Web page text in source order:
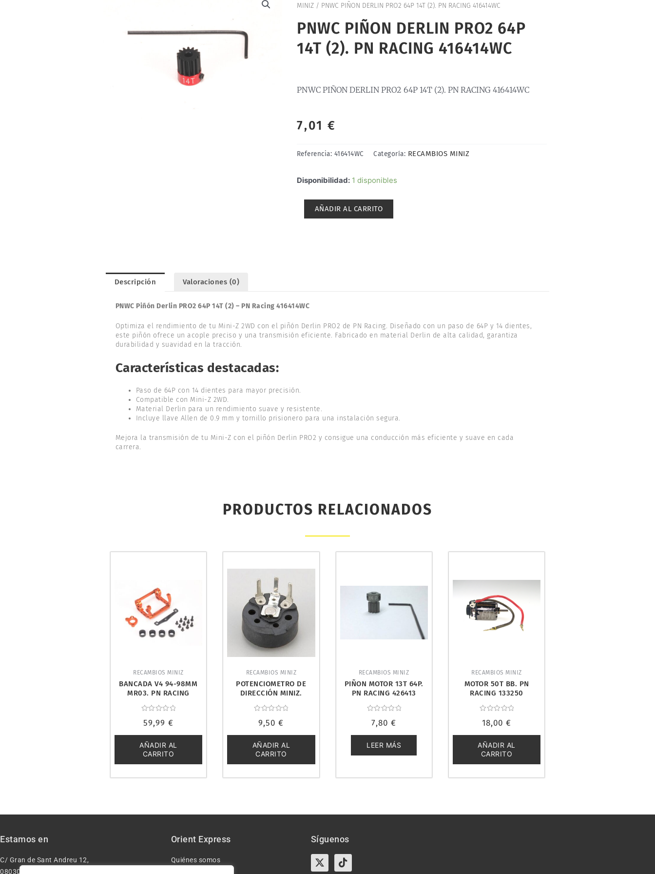
MINIZ/ PNWC PIÑON DERLIN PRO2 64P 14T (2). PN RACING 416414WC
PNWC PIÑON DERLIN PRO2 64P
14T (2). PN RACING 416414WC
PNWC PIÑON DERLIN PRO2 64P 14T (2). PN RACING 416414WC
7,01 €
Referencia: 416414WC Categoría: RECAMBIOS MINIZ
Disponibilidad: 1 disponibles
PNWC
DERLIN
AÑADIR AL CARRITO
Descripción Valoraciones (0)
PNWC Piñón Derlin PRO2 64P 14T (2) – PN Racing 416414WC
Optimiza el rendimiento de tu Mini-Z 2WD con el piñón Derlin PRO2 de PN Racing. Diseñado con un paso de 64P y 14 dientes,
este piñón ofrece un acople preciso y una transmisión eficiente. Fabricado en material Derlin de alta calidad, garantiza
durabilidad y suavidad en la tracción.
Características destacadas:
Paso de 64P con 14 dientes para mayor precisión.
Compatible con Mini-Z 2WD.
Material Derlin para un rendimiento suave y resistente.
Incluye llave Allen de 0.9 mm y tornillo prisionero para una instalación segura.
Mejora la transmisión de tu Mini-Z con el piñón Derlin PRO2 y consigue una conducción más eficiente y suave en cada
carrera.
PRODUCTOS RELACIONADOS
RECAMBIOS MINIZ
BANCADA V4 94-98MM
MR03. PN RACING
con
de
5
59,99 €
AÑADIR AL
CARRITO
RECAMBIOS MINIZ
POTENCIOMETRO DE
DIRECCIÓN MINIZ.
con
de
5
9,50€
AÑADIR AL
CARRITO
RECAMBIOS MINIZ
PIÑON MOTOR 13T 64P.
PN RACING 426413
con
de
5
7,80€
LEER MÁS
RECAMBIOS MINIZ
MOTOR 50T BB. PN
RACING 133250
con
de
5
18,00€
AÑADIR AL
CARRITO
Estamos en
C/ Gran de Sant Andreu 12,
08030 – Barcelona España
Orient Express
Quiénes somos
Síguenos
X-
twitter
Tiktok
InstagramFacebook